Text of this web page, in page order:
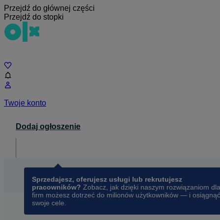
Przejdź do głównej części
Przejdź do stopki
Twoje konto
Dodaj ogłoszenie
Sprzedajesz, oferujesz usługi lub rekrutujesz
pracowników? Zobacz, jak dzięki naszym rozwiązaniom dla
firm możesz dotrzeć do milionów użytkowników — i osiągnąć
swoje cele.